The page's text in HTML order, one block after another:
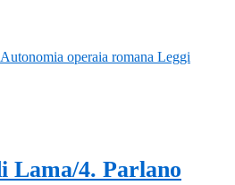
operaia romana Leggi
Lama/4. Parlano